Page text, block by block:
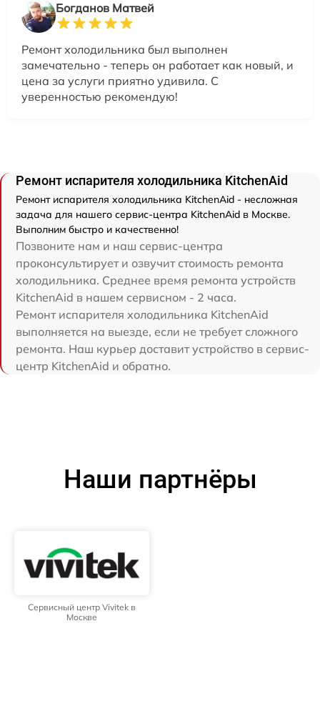
Богданов Матвей
Ремонт холодильника был выполнен
замечательно - теперь он работает как новый, и
цена за услуги приятно удивила. С
уверенностью рекомендую!
Ремонт испарителя холодильника KitchenAid
Ремонт испарителя холодильника KitchenAid - несложная
задача для нашего сервис-центра KitchenAid в Москве.
Выполним быстро и качественно!
Позвоните нам и наш сервис-центра
проконсультирует и озвучит стоимость ремонта
холодильника. Среднее время ремонта устройств
KitchenAid в нашем сервисном - 2 часа.
Ремонт испарителя холодильника KitchenAid
выполняется на выезде, если не требует сложного
ремонта. Наш курьер доставит устройство в сервис-
центр KitchenAid и обратно.
Наши партнёры
Сервисный центр Vivitek в
Москве